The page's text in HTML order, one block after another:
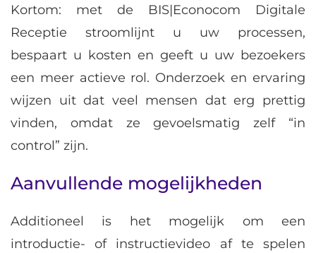
Kortom: met de BIS|Econocom Digitale
Receptie stroomlijnt u uw processen,
bespaart u kosten en geeft u uw bezoekers
een meer actieve rol. Onderzoek en ervaring
wijzen uit dat veel mensen dat erg prettig
vinden, omdat ze gevoelsmatig zelf “in
control” zijn.
Aanvullende mogelijkheden
Additioneel is het mogelijk om een
introductie- of instructievideo af te spelen